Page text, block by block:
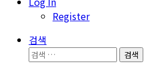
Register
검색
검